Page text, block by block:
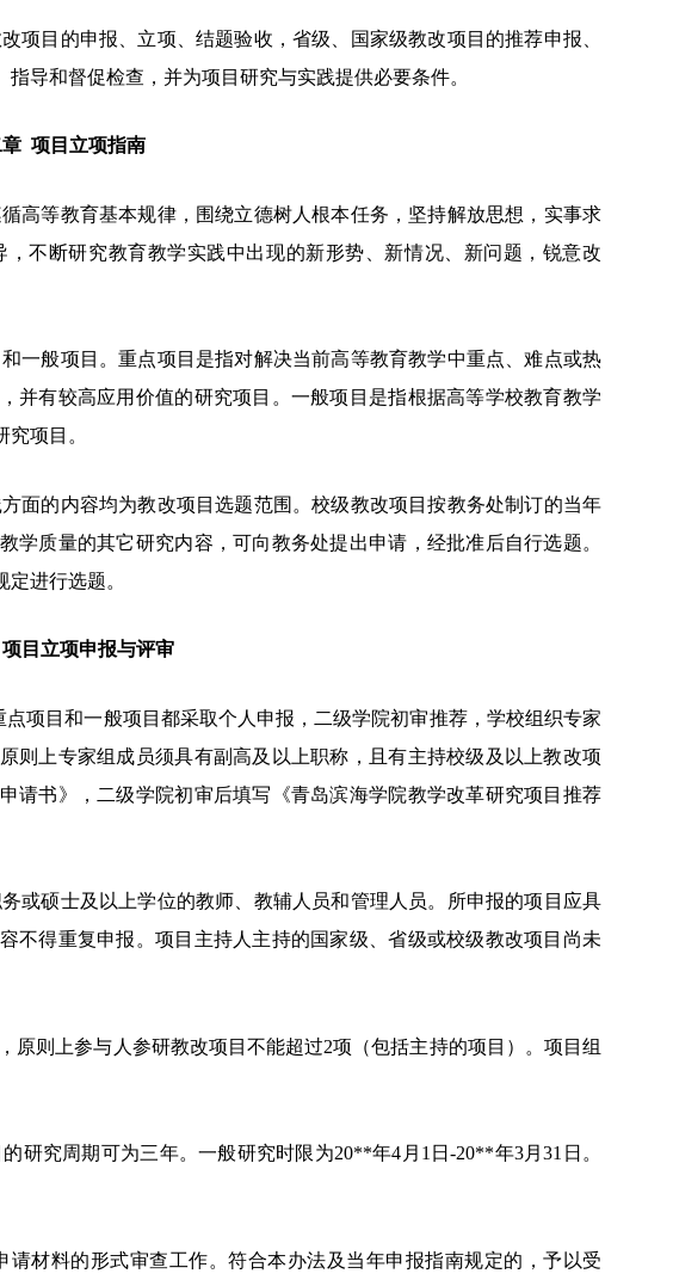
项目的申报、立项、结题验收，省级、国家级教改项目的推荐申报、
导和督促检查，并为项目研究与实践提供必要条件。
项目立项指南
高等教育基本规律，围绕立德树人根本任务，坚持解放思想，实事求
不断研究教育教学实践中出现的新形势、新情况、新问题，锐意改
一般项目。重点项目是指对解决当前高等教育教学中重点、难点或热
并有较高应用价值的研究项目。一般项目是指根据高等学校教育教学
项目。
面的内容均为教改项目选题范围。校级教改项目按教务处制订的当年
学质量的其它研究内容，可向教务处提出申请，经批准后自行选题。
进行选题。
项目立项申报与评审
点项目和一般项目都采取个人申报，二级学院初审推荐，学校组织专家
则上专家组成员须具有副高及以上职称，且有主持校级及以上教改项
请书》，二级学院初审后填写《青岛滨海学院教学改革研究项目推荐
或硕士及以上学位的教师、教辅人员和管理人员。所申报的项目应具
不得重复申报。项目主持人主持的国家级、省级或校级教改项目尚未
原则上参与人参研教改项目不能超过2项（包括主持的项目）。项目组
研究周期可为三年。一般研究时限为20**年4月1日-20**年3月31日。
请材料的形式审查工作。符合本办法及当年申报指南规定的，予以受